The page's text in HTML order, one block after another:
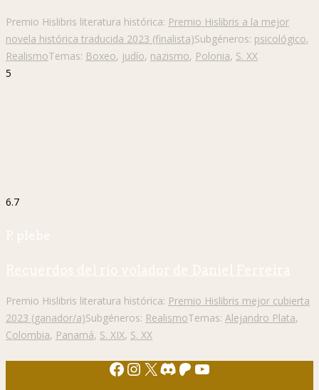
Premio Hislibris literatura histórica: Premio Hislibris a la mejor
novela histórica traducida 2023 (finalista)Subgéneros: psicológico,
RealismoTemas: Boxeo, judío, nazismo, Polonia, S. XX
5
6.7
P. plebe
Recuerdos del río volador de Daniel Ferreira
Premio Hislibris literatura histórica: Premio Hislibris mejor cubierta
2023 (ganador/a)Subgéneros: RealismoTemas: Alejandro Plata,
Colombia, Panamá, S. XIX, S. XX
Facebook
Instagram
X Discord
Patreon
YouTube